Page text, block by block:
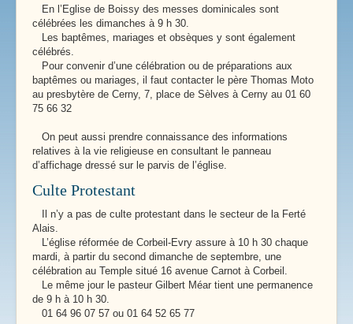
En l’Eglise de Boissy des messes dominicales sont
célébrées les dimanches à 9 h 30.
Les baptêmes, mariages et obsèques y sont également
célébrés.
Pour convenir d’une célébration ou de préparations aux
baptêmes ou mariages, il faut contacter le père Thomas Moto
au presbytère de Cerny, 7, place de Sèlves à Cerny au 01 60
75 66 32
On peut aussi prendre connaissance des informations
relatives à la vie religieuse en consultant le panneau
d’affichage dressé sur le parvis de l’église.
Culte Protestant
Il n’y a pas de culte protestant dans le secteur de la Ferté
Alais.
L’église réformée de Corbeil-Evry assure à 10 h 30 chaque
mardi, à partir du second dimanche de septembre, une
célébration au Temple situé 16 avenue Carnot à Corbeil.
Le même jour le pasteur Gilbert Méar tient une permanence
de 9 h à 10 h 30.
01 64 96 07 57 ou 01 64 52 65 77